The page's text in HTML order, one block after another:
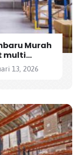
Murah
multi
13, 2026